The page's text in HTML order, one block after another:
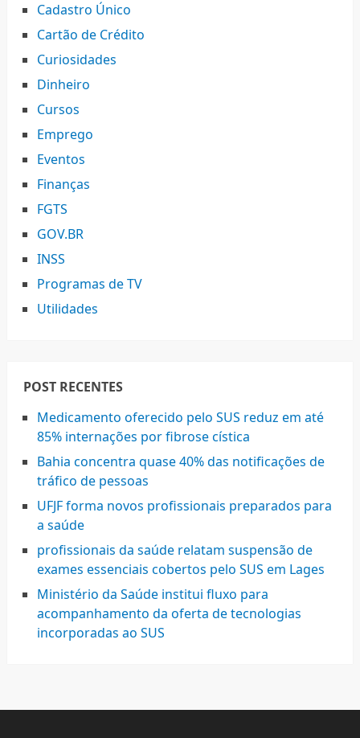
Cadastro Único
Cartão de Crédito
Curiosidades
Dinheiro
Cursos
Emprego
Eventos
Finanças
FGTS
GOV.BR
INSS
Programas de TV
Utilidades
POST RECENTES
Medicamento oferecido pelo SUS reduz em até
85% internações por fibrose cística
Bahia concentra quase 40% das notificações de
tráfico de pessoas
UFJF forma novos profissionais preparados para
a saúde
profissionais da saúde relatam suspensão de
exames essenciais cobertos pelo SUS em Lages
Ministério da Saúde institui fluxo para
acompanhamento da oferta de tecnologias
incorporadas ao SUS